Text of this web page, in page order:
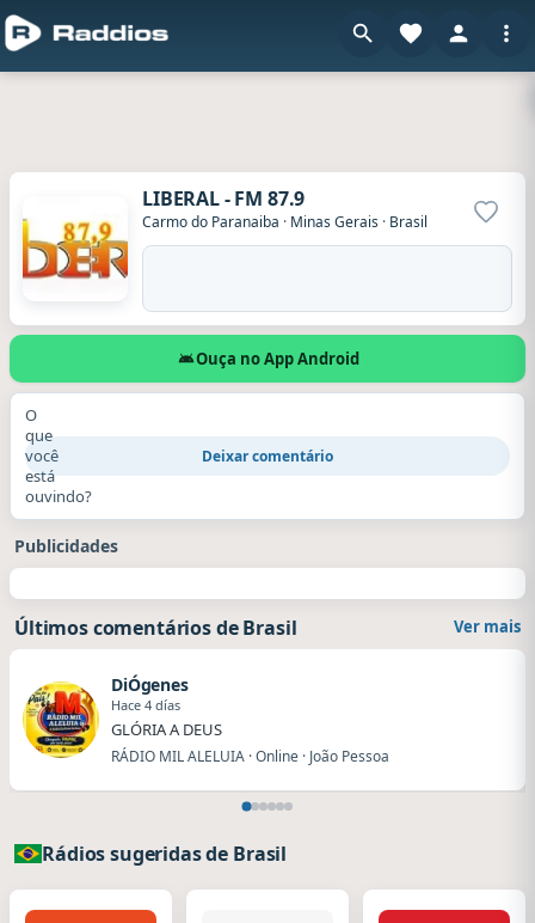
LIBERAL - FM 87.9
Carmo do Paranaiba · Minas Gerais · Brasil
Ouça no App Android
O
que
você
está
ouvindo?
Deixar comentário
Publicidades
Últimos comentários de Brasil Ver mais
DiÓgenes
Hace 4 días
GLÓRIA A DEUS
RÁDIO MIL ALELUIA · Online · João Pessoa
Rádios sugeridas de Brasil